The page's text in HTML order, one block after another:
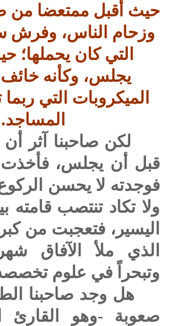
حيث أقبل ممتعضا من
وزحام الناس، وفرش
التي كان يحملها؛
يجلس، وكأنه
الميكروبات التي
المساجد.
لكن صاحبنا آثر أن
قبل أن يجلس، فأخذت
فوجدته لا يحسن
ولا تكاد تنتصب قامته
اليسير، فتعجبت من
الذي ملأ الآفاق
وتبحراً في علوم
هل وجد صاحبنا
صعوبة -وهو القارئ